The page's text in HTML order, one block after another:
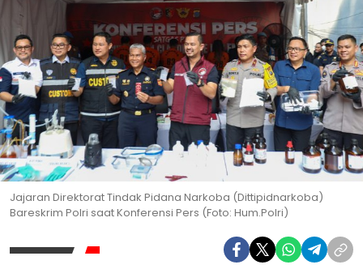
Jajaran Direktorat Tindak Pidana Narkoba (Dittipidnarkoba)
Bareskrim Polri saat Konferensi Pers (Foto: Hum.Polri)